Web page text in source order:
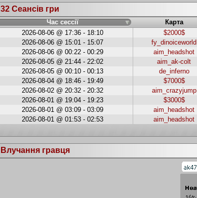
32 Сеансів гри
Час сессії Карта
2026-08-06 @ 17:36 - 18:10
$2000$
2026-08-06 @ 15:01 - 15:07
fy_dinoiceworld
2026-08-06 @ 00:22 - 00:29
aim_headshot
2026-08-05 @ 21:44 - 22:02
aim_ak-colt
2026-08-05 @ 00:10 - 00:13
de_inferno
2026-08-04 @ 18:46 - 19:49
$7000$
2026-08-02 @ 20:32 - 20:32
aim_crazyjump
2026-08-01 @ 19:04 - 19:23
$3000$
2026-08-01 @ 03:09 - 03:09
aim_headshot
2026-08-01 @ 01:53 - 02:53
aim_headshot
Влучання гравця